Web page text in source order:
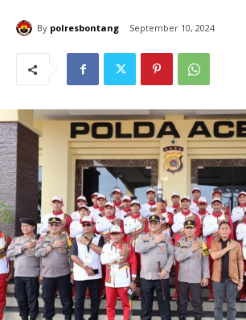
By polresbontang September 10, 2024